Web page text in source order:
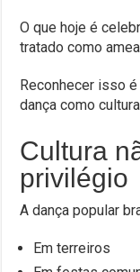
O que hoje é
tratado como
Reconhecer isso
dança como
Cultura
privilégio
A dança popular
Em terreiros